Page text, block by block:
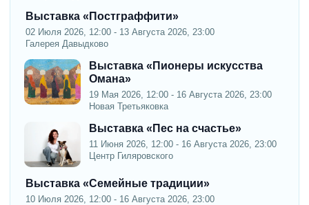
Выставка «Постграффити»
02 Июля 2026, 12:00 - 13 Августа 2026, 23:00
Галерея Давыдково
Выставка «Пионеры искусства
Омана»
19 Мая 2026, 12:00 - 16 Августа 2026, 23:00
Новая Третьяковка
Выставка «Пес на счастье»
11 Июня 2026, 12:00 - 16 Августа 2026, 23:00
Центр Гиляровского
Выставка «Семейные традиции»
10 Июля 2026, 12:00 - 16 Августа 2026, 23:00